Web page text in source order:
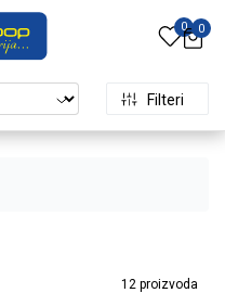
0 0
Filteri
12 proizvoda